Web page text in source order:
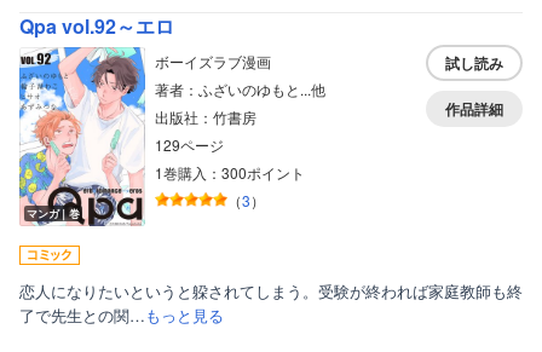
Qpa vol.92～エロ
マンガ｜巻
ボーイズラブ漫画
著者：ふざいのゆもと...他
出版社：竹書房
129ページ
1巻購入：300ポイント
（3）
試し読み
作品詳細
恋人になりたいというと躱されてしまう。受験が終われば家庭教師も終
了で先生との関…もっと見る